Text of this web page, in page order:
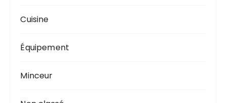
Cuisine
Équipement
Minceur